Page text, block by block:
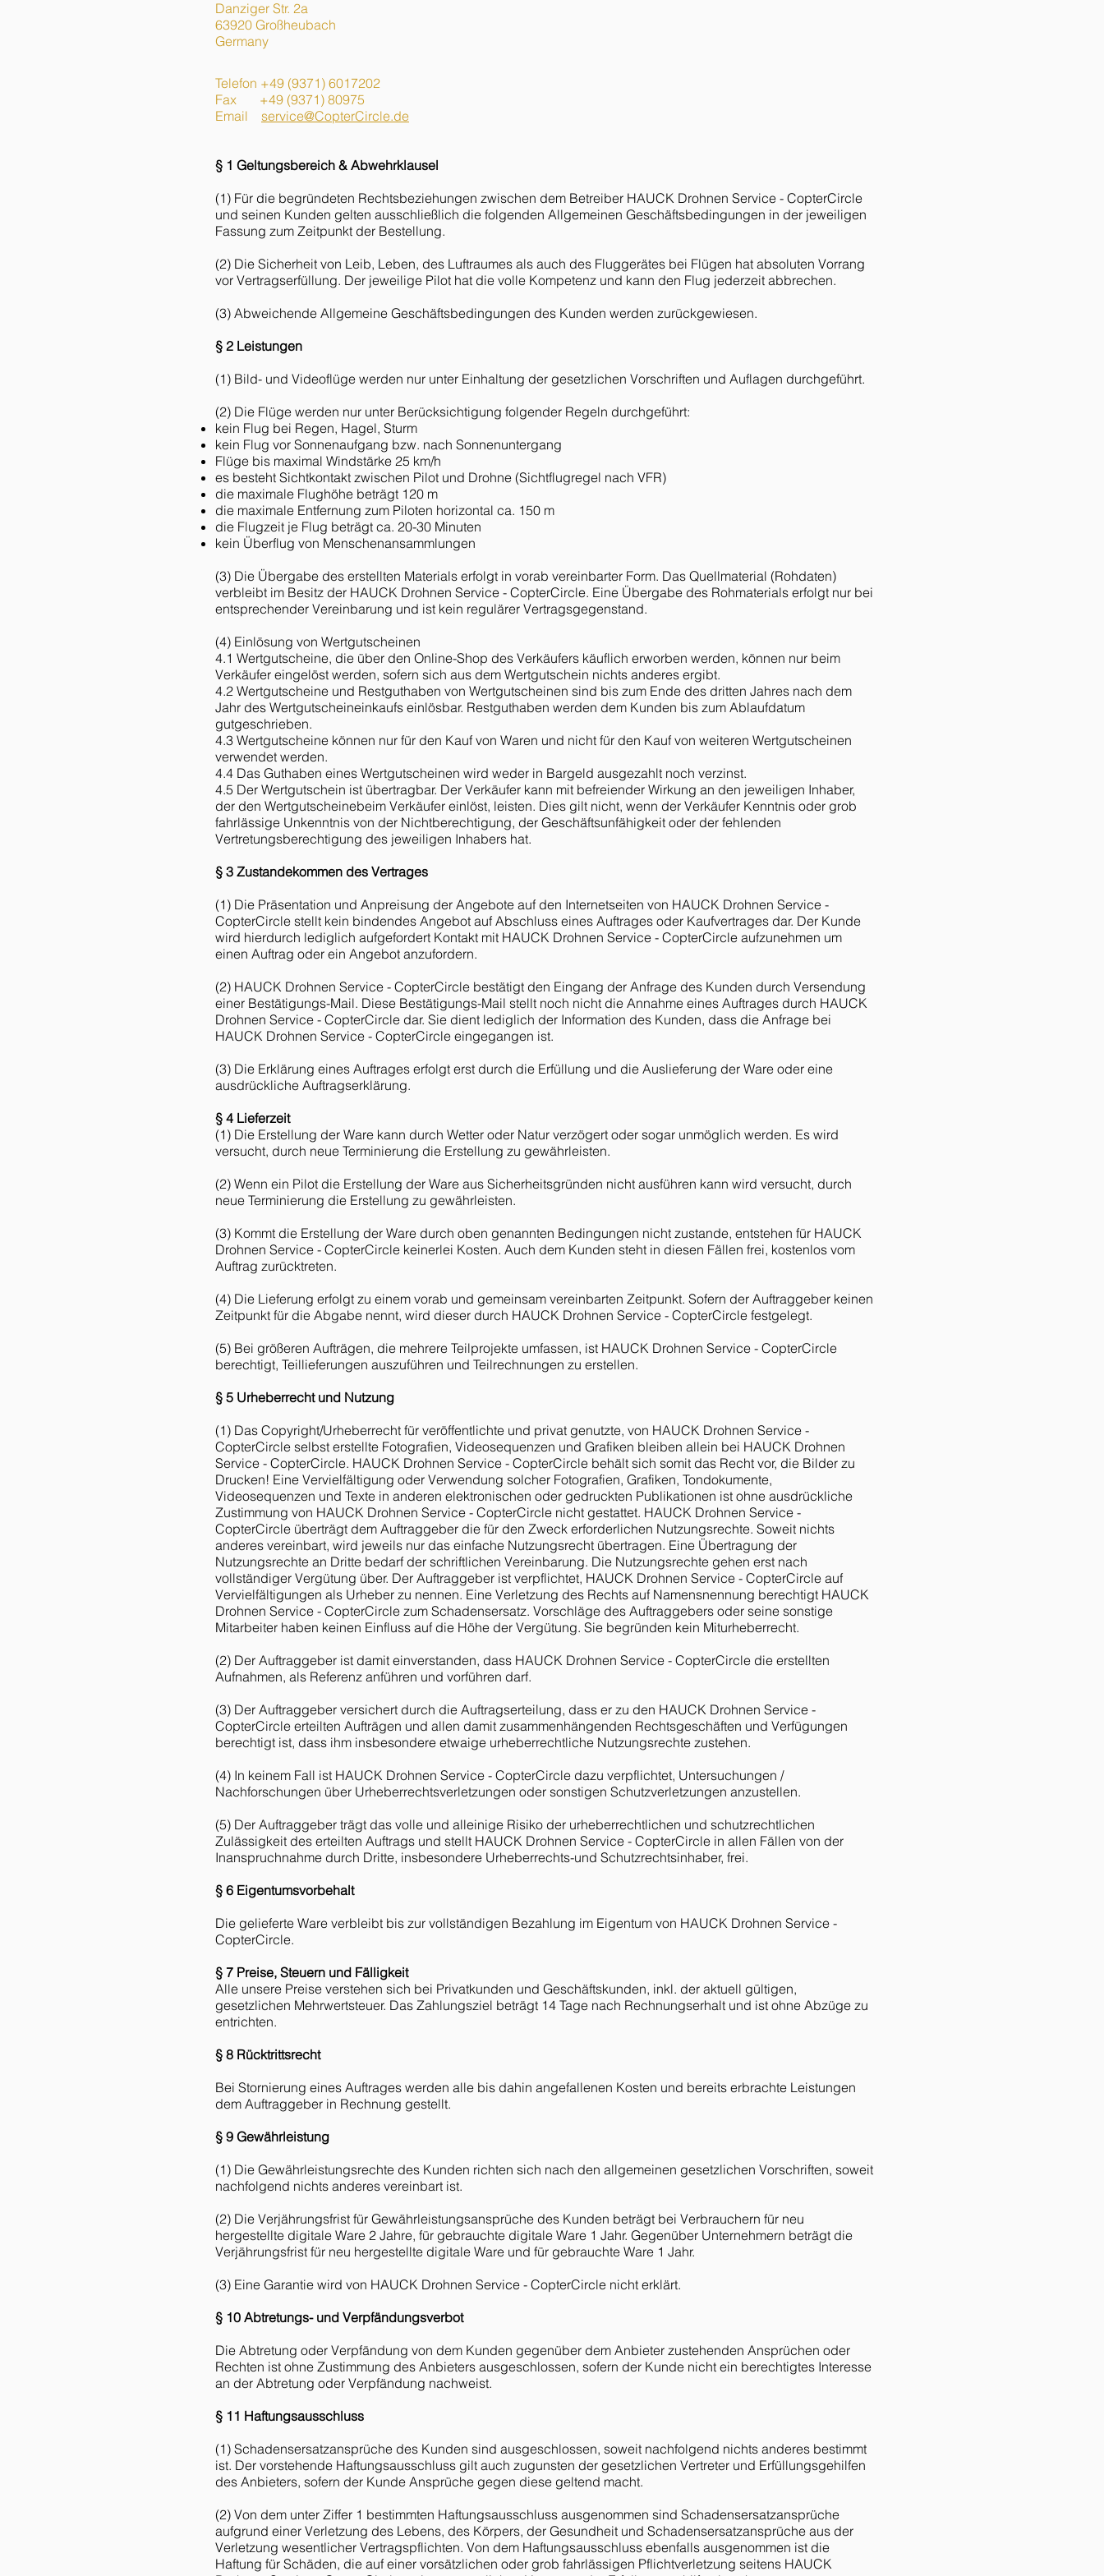
Danziger Str. 2a
63920 Großheubach
Germany
Telefon +49 (9371) 6017202
Fax +49 (9371) 80975
Email service@CopterCircle.de
§ 1 Geltungsbereich & Abwehrklausel
(1) Für die begründeten Rechtsbeziehungen zwischen dem Betreiber HAUCK Drohnen Service - CopterCircle
und seinen Kunden gelten ausschließlich die folgenden Allgemeinen Geschäftsbedingungen in der jeweiligen
Fassung zum Zeitpunkt der Bestellung.
(2) Die Sicherheit von Leib, Leben, des Luftraumes als auch des Fluggerätes bei Flügen hat absoluten Vorrang
vor Vertragserfüllung. Der jeweilige Pilot hat die volle Kompetenz und kann den Flug jederzeit abbrechen.
(3) Abweichende Allgemeine Geschäftsbedingungen des Kunden werden zurückgewiesen.
§ 2 Leistungen
(1) Bild- und Videoflüge werden nur unter Einhaltung der gesetzlichen Vorschriften und Auflagen durchgeführt.
(2) Die Flüge werden nur unter Berücksichtigung folgender Regeln durchgeführt:
kein Flug bei Regen, Hagel, Sturm
kein Flug vor Sonnenaufgang bzw. nach Sonnenuntergang
Flüge bis maximal Windstärke 25 km/h
es besteht Sichtkontakt zwischen Pilot und Drohne (Sichtflugregel nach VFR)
die maximale Flughöhe beträgt 120 m
die maximale Entfernung zum Piloten horizontal ca. 150 m
die Flugzeit je Flug beträgt ca. 20-30 Minuten
kein Überflug von Menschenansammlungen
(3) Die Übergabe des erstellten Materials erfolgt in vorab vereinbarter Form. Das Quellmaterial (Rohdaten)
verbleibt im Besitz der HAUCK Drohnen Service - CopterCircle. Eine Übergabe des Rohmaterials erfolgt nur bei
entsprechender Vereinbarung und ist kein regulärer Vertragsgegenstand.
(4) Einlösung von Wertgutscheinen
4.1 Wertgutscheine, die über den Online-Shop des Verkäufers käuflich erworben werden, können nur beim
Verkäufer eingelöst werden, sofern sich aus dem Wertgutschein nichts anderes ergibt.
4.2 Wertgutscheine und Restguthaben von Wertgutscheinen sind bis zum Ende des dritten Jahres nach dem
Jahr des Wertgutscheineinkaufs einlösbar. Restguthaben werden dem Kunden bis zum Ablaufdatum
gutgeschrieben.
4.3 Wertgutscheine können nur für den Kauf von Waren und nicht für den Kauf von weiteren Wertgutscheinen
verwendet werden.
4.4 Das Guthaben eines Wertgutscheinen wird weder in Bargeld ausgezahlt noch verzinst.
4.5 Der Wertgutschein ist übertragbar. Der Verkäufer kann mit befreiender Wirkung an den jeweiligen Inhaber,
der den Wertgutscheinebeim Verkäufer einlöst, leisten. Dies gilt nicht, wenn der Verkäufer Kenntnis oder grob
fahrlässige Unkenntnis von der Nichtberechtigung, der Geschäftsunfähigkeit oder der fehlenden
Vertretungsberechtigung des jeweiligen Inhabers hat.
§ 3 Zustandekommen des Vertrages
(1) Die Präsentation und Anpreisung der Angebote auf den Internetseiten von HAUCK Drohnen Service -
CopterCircle stellt kein bindendes Angebot auf Abschluss eines Auftrages oder Kaufvertrages dar. Der Kunde
wird hierdurch lediglich aufgefordert Kontakt mit HAUCK Drohnen Service - CopterCircle aufzunehmen um
einen Auftrag oder ein Angebot anzufordern.
(2) HAUCK Drohnen Service - CopterCircle bestätigt den Eingang der Anfrage des Kunden durch Versendung
einer Bestätigungs-Mail. Diese Bestätigungs-Mail stellt noch nicht die Annahme eines Auftrages durch HAUCK
Drohnen Service - CopterCircle dar. Sie dient lediglich der Information des Kunden, dass die Anfrage bei
HAUCK Drohnen Service - CopterCircle eingegangen ist.
(3) Die Erklärung eines Auftrages erfolgt erst durch die Erfüllung und die Auslieferung der Ware oder eine
ausdrückliche Auftragserklärung.
§ 4 Lieferzeit
(1) Die Erstellung der Ware kann durch Wetter oder Natur verzögert oder sogar unmöglich werden. Es wird
versucht, durch neue Terminierung die Erstellung zu gewährleisten.
(2) Wenn ein Pilot die Erstellung der Ware aus Sicherheitsgründen nicht ausführen kann wird versucht, durch
neue Terminierung die Erstellung zu gewährleisten.
(3) Kommt die Erstellung der Ware durch oben genannten Bedingungen nicht zustande, entstehen für HAUCK
Drohnen Service - CopterCircle keinerlei Kosten. Auch dem Kunden steht in diesen Fällen frei, kostenlos vom
Auftrag zurücktreten.
(4) Die Lieferung erfolgt zu einem vorab und gemeinsam vereinbarten Zeitpunkt. Sofern der Auftraggeber keinen
Zeitpunkt für die Abgabe nennt, wird dieser durch HAUCK Drohnen Service - CopterCircle festgelegt.
(5) Bei größeren Aufträgen, die mehrere Teilprojekte umfassen, ist HAUCK Drohnen Service - CopterCircle
berechtigt, Teillieferungen auszuführen und Teilrechnungen zu erstellen.
§ 5 Urheberrecht und Nutzung
(1) Das Copyright/Urheberrecht für veröffentlichte und privat genutzte, von HAUCK Drohnen Service -
CopterCircle selbst erstellte Fotografien, Videosequenzen und Grafiken bleiben allein bei HAUCK Drohnen
Service - CopterCircle. HAUCK Drohnen Service - CopterCircle behält sich somit das Recht vor, die Bilder zu
Drucken! Eine Vervielfältigung oder Verwendung solcher Fotografien, Grafiken, Tondokumente,
Videosequenzen und Texte in anderen elektronischen oder gedruckten Publikationen ist ohne ausdrückliche
Zustimmung von HAUCK Drohnen Service - CopterCircle nicht gestattet. HAUCK Drohnen Service -
CopterCircle überträgt dem Auftraggeber die für den Zweck erforderlichen Nutzungsrechte. Soweit nichts
anderes vereinbart, wird jeweils nur das einfache Nutzungsrecht übertragen. Eine Übertragung der
Nutzungsrechte an Dritte bedarf der schriftlichen Vereinbarung. Die Nutzungsrechte gehen erst nach
vollständiger Vergütung über. Der Auftraggeber ist verpflichtet, HAUCK Drohnen Service - CopterCircle auf
Vervielfältigungen als Urheber zu nennen. Eine Verletzung des Rechts auf Namensnennung berechtigt HAUCK
Drohnen Service - CopterCircle zum Schadensersatz. Vorschläge des Auftraggebers oder seine sonstige
Mitarbeiter haben keinen Einfluss auf die Höhe der Vergütung. Sie begründen kein Miturheberrecht.
(2) Der Auftraggeber ist damit einverstanden, dass HAUCK Drohnen Service - CopterCircle die erstellten
Aufnahmen, als Referenz anführen und vorführen darf.
(3) Der Auftraggeber versichert durch die Auftragserteilung, dass er zu den HAUCK Drohnen Service -
CopterCircle erteilten Aufträgen und allen damit zusammenhängenden Rechtsgeschäften und Verfügungen
berechtigt ist, dass ihm insbesondere etwaige urheberrechtliche Nutzungsrechte zustehen.
(4) In keinem Fall ist HAUCK Drohnen Service - CopterCircle dazu verpflichtet, Untersuchungen /
Nachforschungen über Urheberrechtsverletzungen oder sonstigen Schutzverletzungen anzustellen.
(5) Der Auftraggeber trägt das volle und alleinige Risiko der urheberrechtlichen und schutzrechtlichen
Zulässigkeit des erteilten Auftrags und stellt HAUCK Drohnen Service - CopterCircle in allen Fällen von der
Inanspruchnahme durch Dritte, insbesondere Urheberrechts-und Schutzrechtsinhaber, frei.
§ 6 Eigentumsvorbehalt
Die gelieferte Ware verbleibt bis zur vollständigen Bezahlung im Eigentum von HAUCK Drohnen Service -
CopterCircle.
§ 7 Preise, Steuern und Fälligkeit
Alle unsere Preise verstehen sich bei Privatkunden und Geschäftskunden, inkl. der aktuell gültigen,
gesetzlichen Mehrwertsteuer. Das Zahlungsziel beträgt 14 Tage nach Rechnungserhalt und ist ohne Abzüge zu
entrichten.
§ 8 Rücktrittsrecht
Bei Stornierung eines Auftrages werden alle bis dahin angefallenen Kosten und bereits erbrachte Leistungen
dem Auftraggeber in Rechnung gestellt.
§ 9 Gewährleistung
(1) Die Gewährleistungsrechte des Kunden richten sich nach den allgemeinen gesetzlichen Vorschriften, soweit
nachfolgend nichts anderes vereinbart ist.
(2) Die Verjährungsfrist für Gewährleistungsansprüche des Kunden beträgt bei Verbrauchern für neu
hergestellte digitale Ware 2 Jahre, für gebrauchte digitale Ware 1 Jahr. Gegenüber Unternehmern beträgt die
Verjährungsfrist für neu hergestellte digitale Ware und für gebrauchte Ware 1 Jahr.
(3) Eine Garantie wird von HAUCK Drohnen Service - CopterCircle nicht erklärt.
§ 10 Abtretungs- und Verpfändungsverbot
Die Abtretung oder Verpfändung von dem Kunden gegenüber dem Anbieter zustehenden Ansprüchen oder
Rechten ist ohne Zustimmung des Anbieters ausgeschlossen, sofern der Kunde nicht ein berechtigtes Interesse
an der Abtretung oder Verpfändung nachweist.
§ 11 Haftungsausschluss
(1) Schadensersatzansprüche des Kunden sind ausgeschlossen, soweit nachfolgend nichts anderes bestimmt
ist. Der vorstehende Haftungsausschluss gilt auch zugunsten der gesetzlichen Vertreter und Erfüllungsgehilfen
des Anbieters, sofern der Kunde Ansprüche gegen diese geltend macht.
(2) Von dem unter Ziffer 1 bestimmten Haftungsausschluss ausgenommen sind Schadensersatzansprüche
aufgrund einer Verletzung des Lebens, des Körpers, der Gesundheit und Schadensersatzansprüche aus der
Verletzung wesentlicher Vertragspflichten. Von dem Haftungsausschluss ebenfalls ausgenommen ist die
Haftung für Schäden, die auf einer vorsätzlichen oder grob fahrlässigen Pflichtverletzung seitens HAUCK